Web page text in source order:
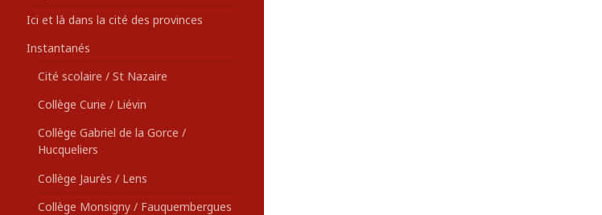
Ici et là dans la cité des provinces
Instantanés
Cité scolaire / St Nazaire
Collège Curie / Liévin
Collège Gabriel de la Gorce /
Hucqueliers
Collège Jaurès / Lens
Collège Monsigny / Fauquembergues